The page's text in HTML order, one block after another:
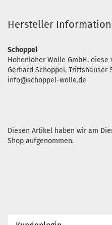
Hersteller
Schoppel
Hohenloher Wolle GmbH,
Gerhard Schoppel, Triftshäuser
info@schoppel-wolle.de
Diesen Artikel haben wir am
Shop aufgenommen.